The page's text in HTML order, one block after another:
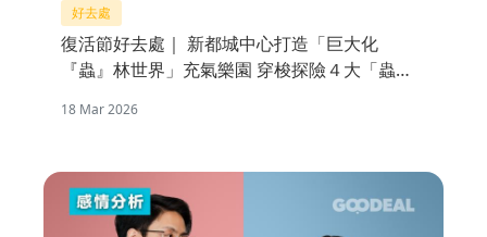
好去處
復活節好去處｜ 新都城中心打造「巨大化
『蟲』林世界」充氣樂園 穿梭探險４大「蟲」
18 Mar 2026